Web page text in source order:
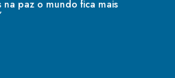
paz o mundo fica mais